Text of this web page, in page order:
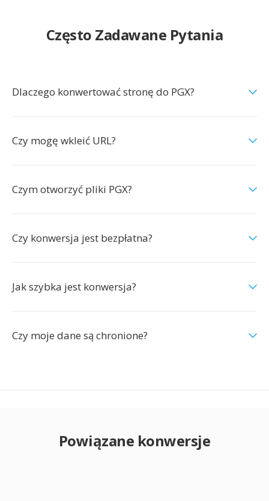
Często Zadawane Pytania
Dlaczego konwertować stronę do PGX?
Czy mogę wkleić URL?
Czym otworzyć pliki PGX?
Czy konwersja jest bezpłatna?
Jak szybka jest konwersja?
Czy moje dane są chronione?
Powiązane konwersje